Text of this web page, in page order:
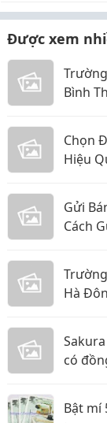
Được xem
Bình
Chọn
Hiệu
Gửi
Cách
Hà
có
Bật mí